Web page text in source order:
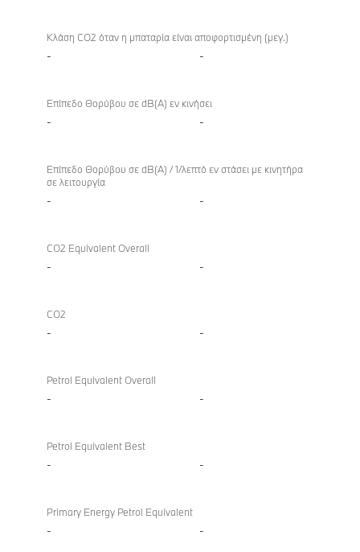
Κλάση CO2 όταν η μπαταρία είναι αποφορτισμένη (μεγ.)
- -
Επίπεδο Θορύβου σε dB(A) εν κινήσει
- -
Επίπεδο Θορύβου σε dB(A) / 1/λεπτό εν στάσει με κινητήρα
σε λειτουργία
- -
CO2 Equivalent Overall
- -
CO2
- -
Petrol Equivalent Overall
- -
Petrol Equivalent Best
- -
Primary Energy Petrol Equivalent
- -